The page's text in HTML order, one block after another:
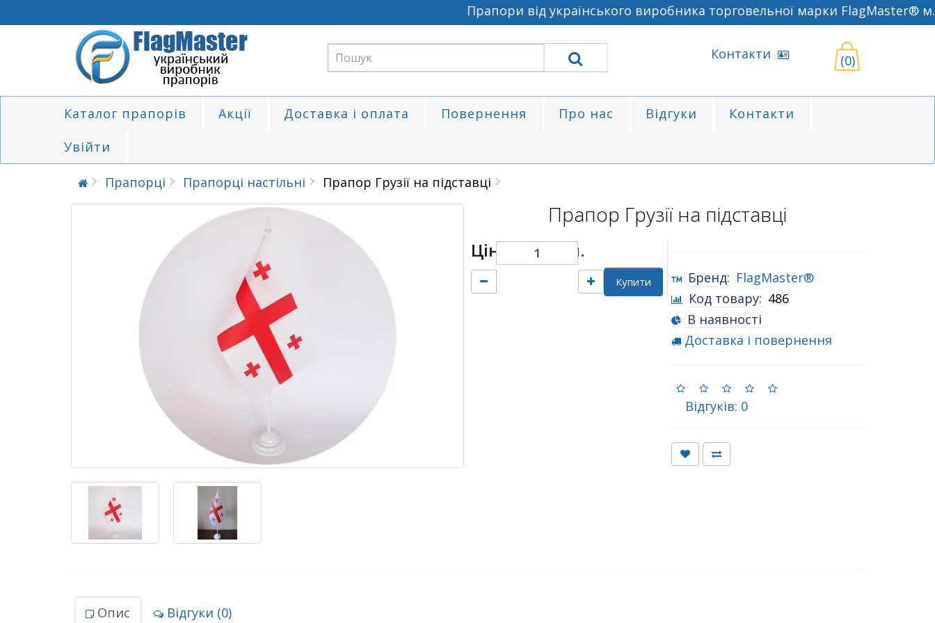
Прапори від українського виробника торговельної марки FlagMaster® м.
Контакти (0)
Каталог прапорів Акції Доставка і оплата Повернення Про нас Відгуки
Контакти
Увійти
Прапорці Прапорці настільні Прапор Грузії на підставці
Прапор Грузії на підставці
Ціна:100 грн.
Купити Бренд: FlagMaster®
Код товару: 486
В наявності
Доставка і повернення
Відгуків: 0
Опис Відгуки (0)